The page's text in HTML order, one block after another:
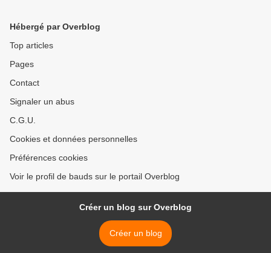
Hébergé par Overblog
Top articles
Pages
Contact
Signaler un abus
C.G.U.
Cookies et données personnelles
Préférences cookies
Voir le profil de bauds sur le portail Overblog
Créer un blog sur Overblog
Créer un blog